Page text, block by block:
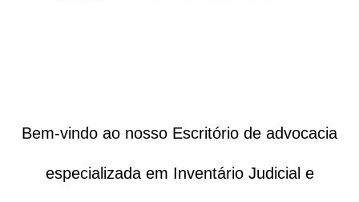
Bem-vindo ao nosso Escritório de advocacia
especializada em Inventário Judicial e